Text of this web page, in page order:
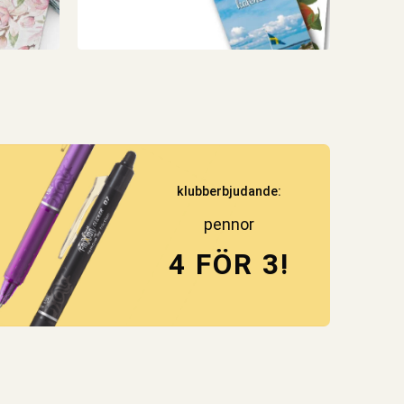
klubberbjudande:
pennor
4 FÖR 3!